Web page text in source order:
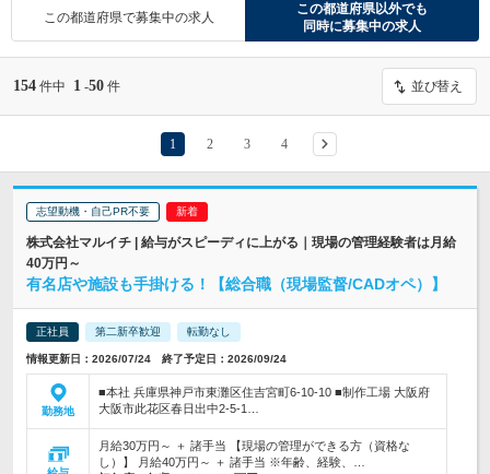
この都道府県で募集中の求人
この都道府県以外でも
同時に募集中の求人
154 件中 1 -50 件 並び替え
1 2 3 4
志望動機・自己PR不要
株式会社マルイチ | 給与がスピーディに上がる｜現場の管理経験者は月給
40万円～
有名店や施設も手掛ける！【総合職（現場監督/CADオペ）】
正社員 第二新卒歓迎 転勤なし
情報更新日：2026/07/24 終了予定日：2026/09/24
勤務地
■本社 兵庫県神戸市東灘区住吉宮町6-10-10 ■制作工場 大阪府
大阪市此花区春日出中2-5-1…
月給30万円～ ＋ 諸手当 【現場の管理ができる方（資格な
し）】 月給40万円～ ＋ 諸手当 ※年齢、経験、…